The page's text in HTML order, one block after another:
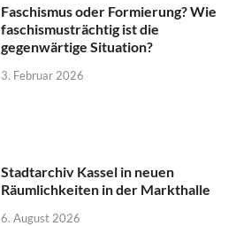
Faschismus oder Formierung? Wie
faschismusträchtig ist die
gegenwärtige Situation?
3. Februar 2026
Stadtarchiv Kassel in neuen
Räumlichkeiten in der Markthalle
6. August 2026